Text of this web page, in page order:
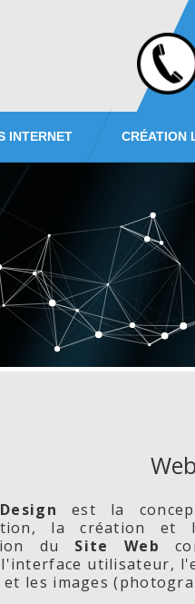
INTERNET CRÉATION
est la
la création
du Site Web
utilisateur,
et les images